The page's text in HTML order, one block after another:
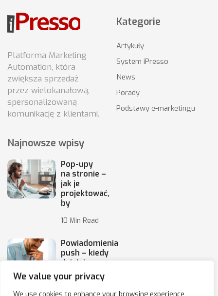
We value your privacy
Platforma Marketing
Automation, która
zwiększa sprzedaż
przez wielokanałową,
spersonalizowaną
komunikację z klientami.
Kategorie
Artykuły
System iPresso
News
Porady
Podstawy e-marketingu
Najnowsze wpisy
Pop-upy
na stronie –
jak je
projektować,
by
10 Min Read
Powiadomienia
push – kiedy
działają,
a kiedy irytują
10 Min Read